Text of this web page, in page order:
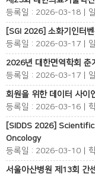
등록일 : 2026-03-18 | 일
[SGI 2026] 소화기인터
등록일 : 2026-03-17 | 일
2026년 대한면역학회
등록일 : 2026-03-17 | 일
회원을 위한 데이터 사이
등록일 : 2026-03-16 | 학
[SIDDS 2026]
Oncology
등록일 : 2026-03-10 | 학
서울아산병원 제13회 간